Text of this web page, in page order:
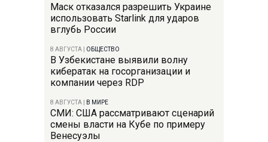
Маск отказался разрешить Украине
использовать Starlink для ударов
вглубь России
8 АВГУСТА ОБЩЕСТВО
В Узбекистане выявили волну
кибератак на госорганизации и
компании через RDP
8 АВГУСТА В МИРЕ
СМИ: США рассматривают сценарий
смены власти на Кубе по примеру
Венесуэлы